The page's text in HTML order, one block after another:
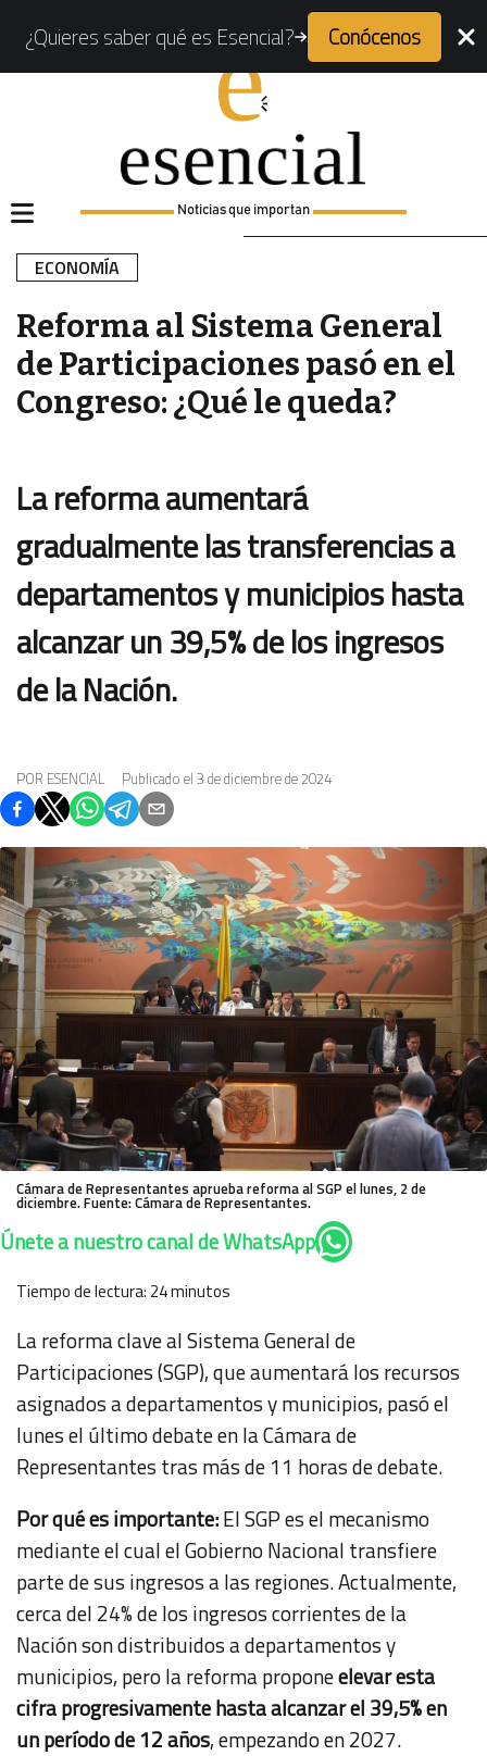
¿Quieres saber qué es Esencial? Conócenos
Noticias que importan
ECONOMÍA
Reforma al Sistema General
de Participaciones pasó en el
Congreso: ¿Qué le queda?
La reforma aumentará
gradualmente las transferencias a
departamentos y municipios hasta
alcanzar un 39,5% de los ingresos
de la Nación.
POR ESENCIAL Publicado el 3 de diciembre de 2024
Cámara de Representantes aprueba reforma al SGP el lunes, 2 de
diciembre. Fuente: Cámara de Representantes.
Únete a nuestro canal de WhatsApp
Tiempo de lectura: 24minutos
La reforma clave al Sistema General de
Participaciones (SGP), que aumentará los recursos
asignados a departamentos y municipios, pasó el
lunes el último debate en la Cámara de
Representantes tras más de 11 horas de debate.
Por qué es importante:El SGP es el mecanismo
mediante el cual el Gobierno Nacional transfiere
parte de sus ingresos a las regiones. Actualmente,
cerca del 24% de los ingresos corrientes de la
Nación son distribuidos a departamentos y
municipios, pero la reforma proponeelevar esta
cifra progresivamente hasta alcanzar el 39,5% en
un período de 12 años, empezando en 2027.